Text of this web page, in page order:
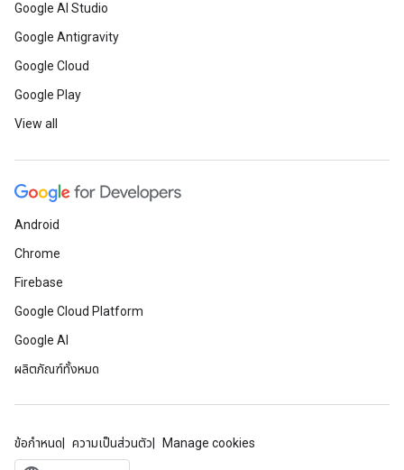
Google AI Studio
Google Antigravity
Google Cloud
Google Play
View all
Android
Chrome
Firebase
Google Cloud Platform
Google AI
ผลิตภัณฑ์ทั้งหมด
ข้อกำหนด ความเป็นส่วนตัว Manage cookies